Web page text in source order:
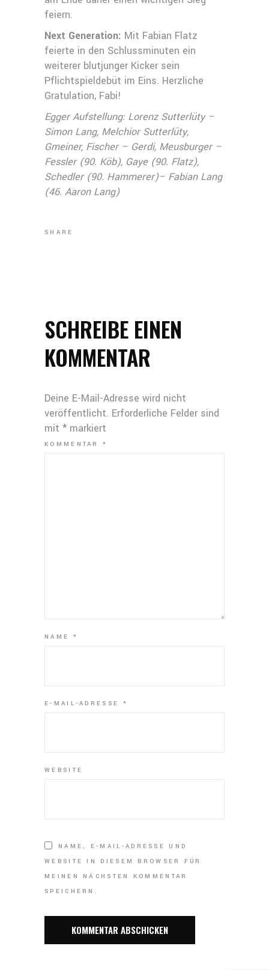
feiern.
Next Generation: Mit Fabian Flatz
feierte in den Schlussminuten ein
weiterer blutjunger Kicker sein
Pflichtspieldebüt im Eins. Herzliche
Gratulation, Fabi!
Egger Aufstellung: Lorenz Sutterlüty –
Simon Lang, Melchior Sutterlüty,
Gmeiner, Fischer – Gerdi, Meusburger –
Fessler (90. Köb), Gaye (90. Flatz),
Schedler (90. Hammerer)– Fabian Lang
(46. Aaron Lang)
SHARE
SCHREIBE EINEN
KOMMENTAR
Deine E-Mail-Adresse wird nicht
veröffentlicht. Erforderliche Felder sind
mit * markiert
KOMMENTAR*
NAME *
E-MAIL-ADRESSE *
WEBSITE
NAME, E-MAIL-ADRESSE UND
WEBSITE IN DIESEM BROWSER FÜR
MEINEN NÄCHSTEN KOMMENTAR
SPEICHERN.